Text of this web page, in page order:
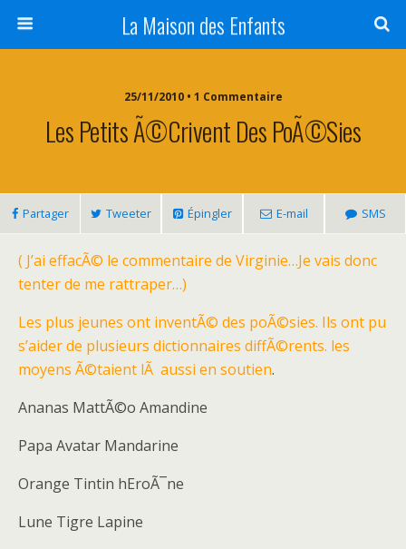
La Maison des Enfants
25/11/2010 • 1 Commentaire
Les Petits Ã©crivent Des PoÃ©sies
Partager Tweeter Épingler E-mail SMS
( J’ai effacÃ© le commentaire de Virginie…Je vais donc
tenter de me rattraper…)
Les plus jeunes ont inventÃ© des poÃ©sies. Ils ont pu
s’aider de plusieurs dictionnaires diffÃ©rents. les
moyens Ã©taient lÃ aussi en soutien.
Ananas MattÃ©o Amandine
Papa Avatar Mandarine
Orange Tintin hEroÃ¯ne
Lune Tigre Lapine